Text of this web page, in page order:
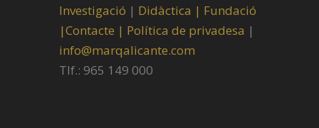
Investigació | Didàctica | Fundació
|Contacte | Política de privadesa |
info@marqalicante.com
Tlf.: 965 149 000